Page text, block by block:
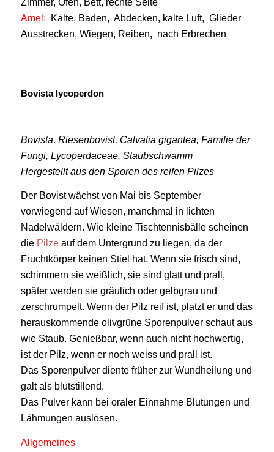
Zimmer, Ofen, Bett, rechte Seite
Amel: Kälte, Baden, Abdecken, kalte Luft, Glieder
Ausstrecken, Wiegen, Reiben, nach Erbrechen
Bovista lycoperdon
Bovista, Riesenbovist, Calvatia gigantea, Familie der
Fungi, Lycoperdaceae, Staubschwamm
Hergestellt aus den Sporen des reifen Pilzes
Der Bovist wächst von Mai bis September
vorwiegend auf Wiesen, manchmal in lichten
Nadelwäldern. Wie kleine Tischtennisbälle scheinen
die Pilzeauf dem Untergrund zu liegen, da der
Fruchtkörper keinen Stiel hat. Wenn sie frisch sind,
schimmern sie weißlich, sie sind glatt und prall,
später werden sie gräulich oder gelbgrau und
zerschrumpelt. Wenn der Pilz reif ist, platzt er und das
herauskommende olivgrüne Sporenpulver schaut aus
wie Staub. Genießbar, wenn auch nicht hochwertig,
ist der Pilz, wenn er noch weiss und prall ist.
Das Sporenpulver diente früher zur Wundheilung und
galt als blutstillend.
Das Pulver kann bei oraler Einnahme Blutungen und
Lähmungen auslösen.
Allgemeines